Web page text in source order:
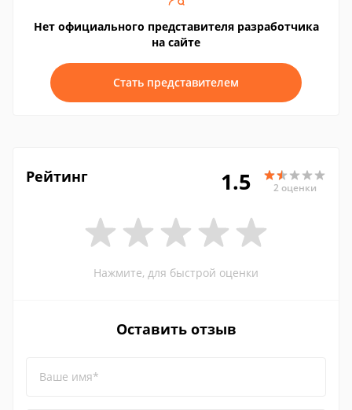
Нет официального представителя разработчика
на сайте
Стать представителем
Рейтинг 1.5 2 оценки
Нажмите, для быстрой оценки
Оставить отзыв
Ваше имя*